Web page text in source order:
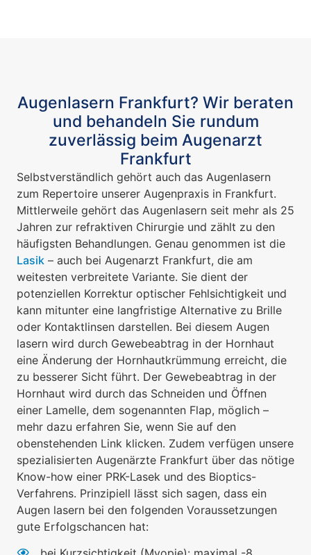
Augenlasern Frankfurt? Wir beraten
und behandeln Sie rundum
zuverlässig beim Augenarzt
Frankfurt
Selbstverständlich gehört auch das Augenlasern
zum Repertoire unserer Augenpraxis in Frankfurt.
Mittlerweile gehört das Augenlasern seit mehr als 25
Jahren zur refraktiven Chirurgie und zählt zu den
häufigsten Behandlungen. Genau genommen ist die
Lasik – auch bei Augenarzt Frankfurt, die am
weitesten verbreitete Variante. Sie dient der
potenziellen Korrektur optischer Fehlsichtigkeit und
kann mitunter eine langfristige Alternative zu Brille
oder Kontaktlinsen darstellen. Bei diesem Augen
lasern wird durch Gewebeabtrag in der Hornhaut
eine Änderung der Hornhautkrümmung erreicht, die
zu besserer Sicht führt. Der Gewebeabtrag in der
Hornhaut wird durch das Schneiden und Öffnen
einer Lamelle, dem sogenannten Flap, möglich –
mehr dazu erfahren Sie, wenn Sie auf den
obenstehenden Link klicken. Zudem verfügen unsere
spezialisierten Augenärzte Frankfurt über das nötige
Know-how einer PRK-Lasek und des Bioptics-
Verfahrens. Prinzipiell lässt sich sagen, dass ein
Augen lasern bei den folgenden Voraussetzungen
gute Erfolgschancen hat: